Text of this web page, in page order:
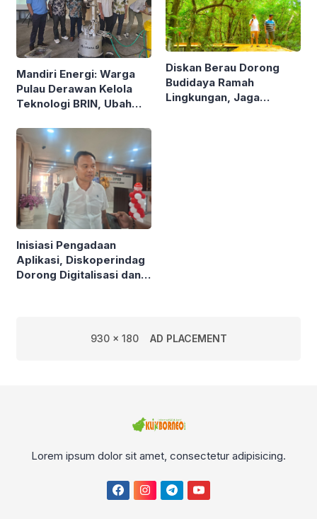
Mandiri Energi: Warga
Pulau Derawan Kelola
Teknologi BRIN, Ubah
Solar
Diskan Berau Dorong
Budidaya Ramah
Lingkungan, Jaga
Inisiasi Pengadaan
Aplikasi, Diskoperindag
Dorong Digitalisasi dan
930 x 180 AD PLACEMENT
Lorem ipsum dolor sit amet, consectetur adipisicing.